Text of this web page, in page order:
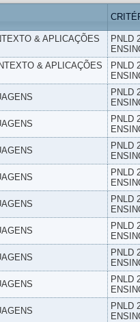
& APLICAÇÕES
PNLD
& APLICAÇÕES
PNLD
PNLD
PNLD
PNLD
PNLD
PNLD
PNLD
PNLD
PNLD
PNLD